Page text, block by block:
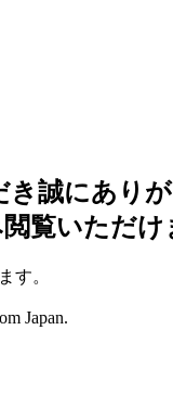
誠にありが
覧いただけ
す。
Japan.